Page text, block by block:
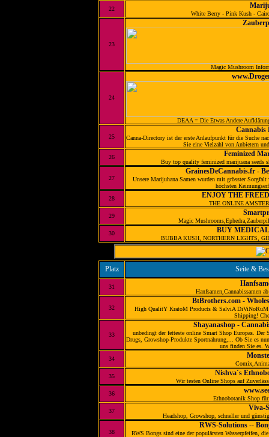
22
White Berry - Pink Kush -
23
Magic Mushroom
24
DEAA = Die Etwas Andere
25
Cannabis
Canna-Directory ist der erste Anlaufpunkt für die Suche
Sie eine Vielzahl von Anbietern
26
Feminized
Buy top quality feminized marijuana seeds
27
GrainesDeCannabis.fr -
Unsere Marijuhana Samen wurden mit grösster
höchsten
28
ENJOY THE
THE ONLINE
29
Magic
30
BUY
BUBBA KUSH, NORTHERN LIGHTS,
Platz Seite &
31
Hanfsamen,Cannabissamen
32
BtBrothers.com -
High QualitY KratoM Products & SalviA
Shipping!
33
Shayanashop -
unbedingt der fetteste online Smart Shop Europas. Der
Drugs, Growshop-Produkte Sportnahrung,... Ob Sie es
uns finden Sie es.
34
35
Nishva´s
Wir testen Online Shops auf
36
Ethnobotanik Shop
37
Viva-
Headshop, Growshop, schneller und
38
RWS-Solutions --
RWS Bongs sind eine der populärsten Wasserpfeifen,